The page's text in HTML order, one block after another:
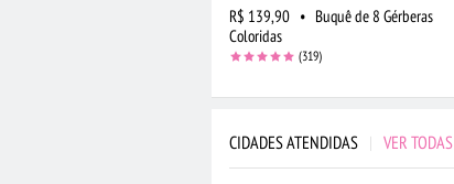
R$ 139,90 • Buquê de 8 Gérberas
Coloridas
(319)
CIDADES ATENDIDAS | VER TODAS